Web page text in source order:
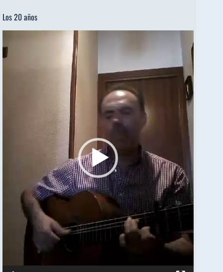
Los 20 años
de
vídeo